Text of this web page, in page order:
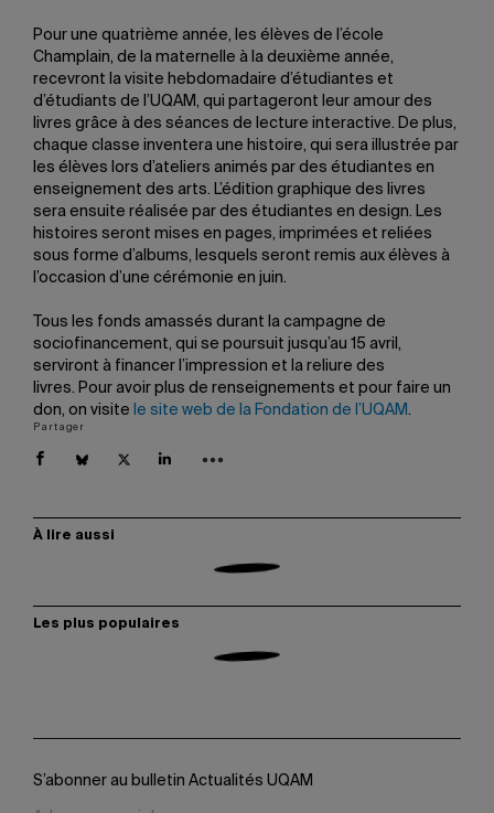
Pour une quatrième année, les élèves de l’école
Champlain, de la maternelle à la deuxième année,
recevront la visite hebdomadaire d’étudiantes et
d’étudiants de l’UQAM, qui partageront leur amour des
livres grâce à des séances de lecture interactive. De plus,
chaque classe inventera une histoire, qui sera illustrée par
les élèves lors d’ateliers animés par des étudiantes en
enseignement des arts. L’édition graphique des livres
sera ensuite réalisée par des étudiantes en design. Les
histoires seront mises en pages, imprimées et reliées
sous forme d’albums, lesquels seront remis aux élèves à
l’occasion d’une cérémonie en juin.
Tous les fonds amassés durant la campagne de
sociofinancement, qui se poursuit jusqu’au 15 avril,
serviront à financer l’impression et la reliure des
livres. Pour avoir plus de renseignements et pour faire un
don, on visite le site web de la Fondation de l’UQAM.
Partager
À lire aussi
Les plus populaires
S’abonner au bulletin Actualités UQAM